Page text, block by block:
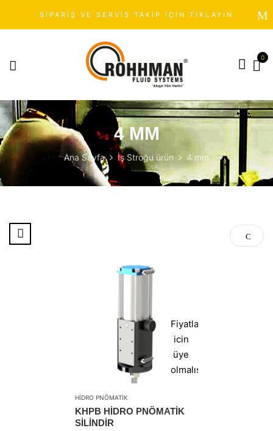
SİPARİŞ VE SERVİS TAKİP İÇİN TIKLAYIN
0
4 MM
Ana Sayfa İş Stroğu ürün 4 mm
Fiyatlar
icin
üye
olmalısınız
HIDRO PNÖMATIK
KHPB HİDRO PNÖMATİK
SİLİNDİR